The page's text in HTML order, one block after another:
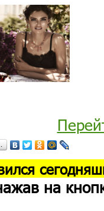
на